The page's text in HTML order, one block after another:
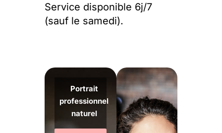
Service disponible 6j/7
(sauf le samedi).
Portrait
professionnel
naturel